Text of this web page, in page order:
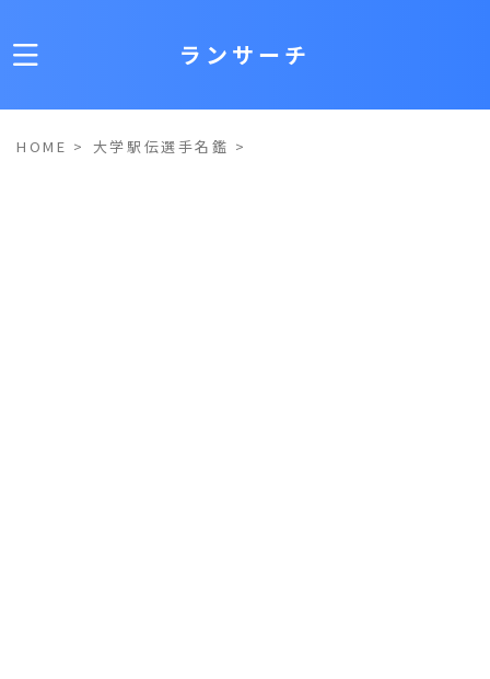
ランサーチ
HOME > 大学駅伝選手名鑑 >